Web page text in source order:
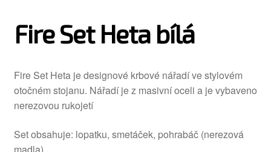
Fire Set Heta bílá
Fire Set Heta je designové krbové nářadí ve stylovém
otočném stojanu. Nářadí je z masivní oceli a je vybaveno
nerezovou rukojetí
Set obsahuje: lopatku, smetáček, pohrabáč (nerezová
madla)